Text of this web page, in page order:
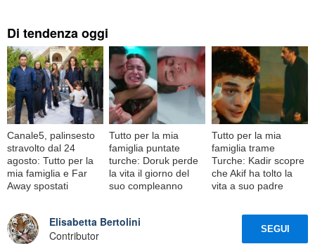
Di tendenza oggi
Canale5, palinsesto
stravolto dal 24
agosto: Tutto per la
mia famiglia e Far
Away spostati
Tutto per la mia
famiglia puntate
turche: Doruk perde
la vita il giorno del
suo compleanno
Tutto per la mia
famiglia trame
Turche: Kadir scopre
che Akif ha tolto la
vita a suo padre
Elisabetta Bertolini
Contributor
SEGUI